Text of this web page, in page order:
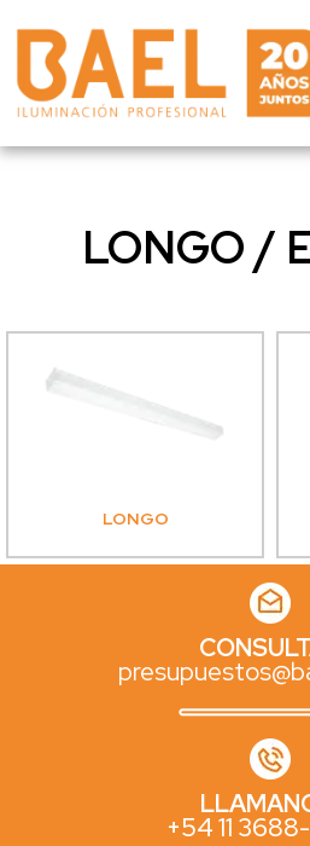
LONGO /
LONGO
+54 11